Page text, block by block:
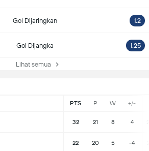
Gol Dijaringkan 1.2
Gol Dijangka 1.25
Lihat semua
PTS P W +/-
32 21 8 4
22 20 5 -4